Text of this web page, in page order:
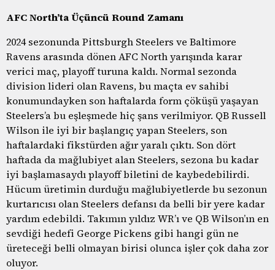
AFC North’ta Üçüncü Round Zamanı
2024 sezonunda Pittsburgh Steelers ve Baltimore
Ravens arasında dönen AFC North yarışında karar
verici maç, playoff turuna kaldı. Normal sezonda
division lideri olan Ravens, bu maçta ev sahibi
konumundayken son haftalarda form çöküşü yaşayan
Steelers’a bu eşleşmede hiç şans verilmiyor. QB Russell
Wilson ile iyi bir başlangıç yapan Steelers, son
haftalardaki fikstürden ağır yaralı çıktı. Son dört
haftada da mağlubiyet alan Steelers, sezona bu kadar
iyi başlamasaydı playoff biletini de kaybedebilirdi.
Hücum üretimin durduğu mağlubiyetlerde bu sezonun
kurtarıcısı olan Steelers defansı da belli bir yere kadar
yardım edebildi. Takımın yıldız WR’ı ve QB Wilson’ın en
sevdiği hedefi George Pickens gibi hangi gün ne
üreteceği belli olmayan birisi olunca işler çok daha zor
oluyor.